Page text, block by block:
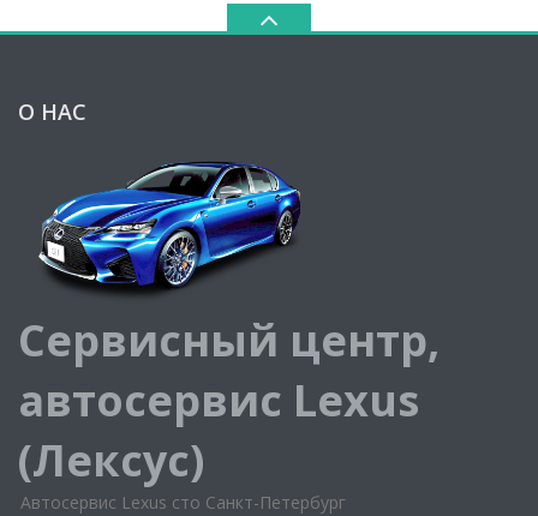
О НАС
Сервисный центр,
автосервис Lexus
(Лексус)
Автосервис Lexus сто Санкт-Петербург